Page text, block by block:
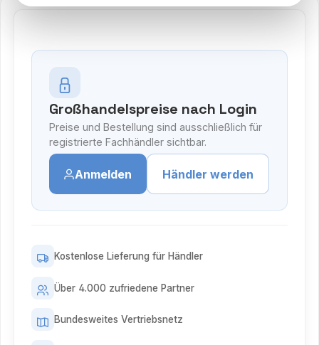
Großhandelspreise nach Login
Preise und Bestellung sind ausschließlich für
registrierte Fachhändler sichtbar.
Anmelden Händler werden
Kostenlose Lieferung für Händler
Über 4.000 zufriedene Partner
Bundesweites Vertriebsnetz